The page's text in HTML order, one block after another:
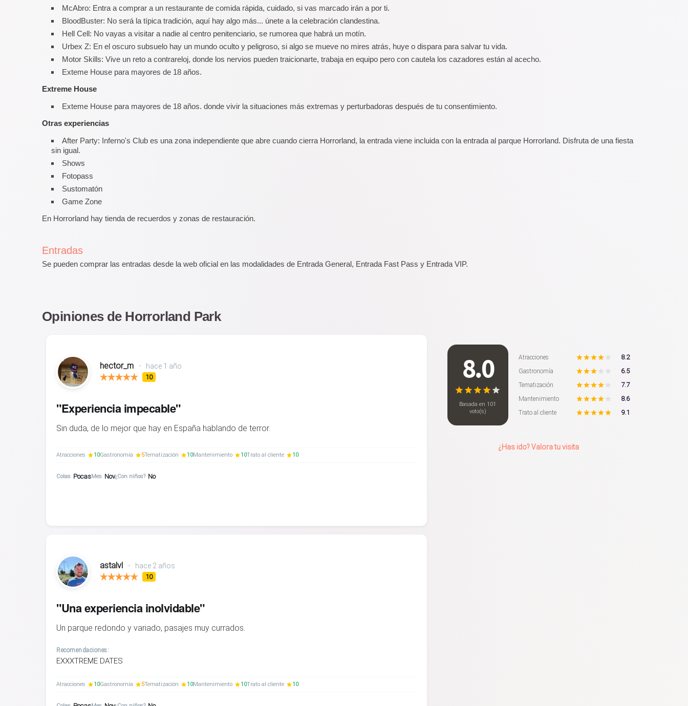
McAbro: Entra a comprar a un restaurante de comida rápida, cuidado, si vas marcado irán a por ti.
BloodBuster: No será la típica tradición, aquí hay algo más... únete a la celebración clandestina.
Hell Cell: No vayas a visitar a nadie al centro penitenciario, se rumorea que habrá un motín.
Urbex Z: En el oscuro subsuelo hay un mundo oculto y peligroso, si algo se mueve no mires atrás, huye o dispara para salvar tu vida.
Motor Skills: Vive un reto a contrareloj, donde los nervios pueden traicionarte, trabaja en equipo pero con cautela los cazadores están al acecho.
Exteme House para mayores de 18 años.
Extreme House
Exteme House para mayores de 18 años. donde vivir la situaciones más extremas y perturbadoras después de tu consentimiento.
Otras experiencias
After Party: Inferno's Club es una zona independiente que abre cuando cierra Horrorland, la entrada viene incluida con la entrada al parque Horrorland. Disfruta de una fiesta
sin igual.
Shows
Fotopass
Sustomatón
Game Zone
En Horrorland hay tienda de recuerdos y zonas de restauración.
Entradas
Se pueden comprar las entradas desde la web oficial en las modalidades de Entrada General, Entrada Fast Pass y Entrada VIP.
Opiniones de Horrorland Park
8.0
Basada en 101
voto(s)
Atracciones 8.2
Gastronomía 6.5
Tematización 7.7
Mantenimiento 8.6
Trato al cliente 9.1
¿Has ido? Valora tu visita
hector_m • hace 1 año
10
"Experiencia impecable"
Sin duda, de lo mejor que hay en España hablando de terror.
Atracciones 10Gastronomía 5Tematización 10Mantenimiento 10Trato al cliente 10
Colas PocasMes Nov¿Con niños? No
astalvl • hace 2 años
10
"Una experiencia inolvidable"
Un parque redondo y variado, pasajes muy currados.
Recomendaciones:
EXXXTREME DATES
Atracciones 10Gastronomía 5Tematización 10Mantenimiento 10Trato al cliente 10